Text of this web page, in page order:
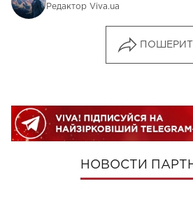
Редактор Viva.ua
НОВОСТИ